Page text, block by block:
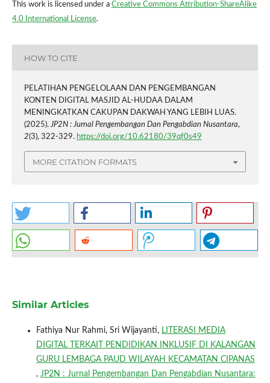
This work is licensed under a Creative Commons Attribution-ShareAlike
4.0 International License.
HOW TO CITE
PELATIHAN PENGELOLAAN DAN PENGEMBANGAN
KONTEN DIGITAL MASJID AL-HUDAA DALAM
MENINGKATKAN CAKUPAN DAKWAH YANG LEBIH LUAS.
(2025).JP2N : Jurnal Pengembangan Dan Pengabdian Nusantara,
2(3), 322-329. https://doi.org/10.62180/39qf0s49
MORE CITATION FORMATS
Similar Articles
Fathiya Nur Rahmi, Sri Wijayanti, LITERASI MEDIA
DIGITAL TERKAIT PENDIDIKAN INKLUSIF DI KALANGAN
GURU LEMBAGA PAUD WILAYAH KECAMATAN CIPANAS
, JP2N : Jurnal Pengembangan Dan Pengabdian Nusantara: